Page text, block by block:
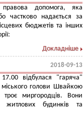
допомога, яка
частково надається за
бюджетів та інших
Докладніше
2018-09-13
відбулася "гаряча"
міського голови Швайкою
троє миргородців. Вони
будинків та